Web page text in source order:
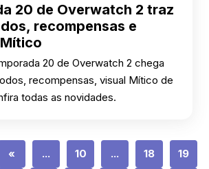
20 de Overwatch 2 traz
recompensas e
20 de Overwatch 2 chega
recompensas, visual Mítico de
todas as novidades.
« ... 10 ... 18 19